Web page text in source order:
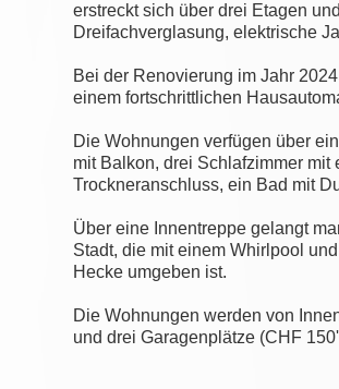
erstreckt sich über drei Etagen
Dreifachverglasung, elektrische
Bei der Renovierung im Jahr
einem fortschrittlichen
Die Wohnungen verfügen über
mit Balkon, drei Schlafzimmer
Trockneranschluss, ein Bad mit
Über eine Innentreppe gelangt
Stadt, die mit einem Whirlpool
Hecke umgeben ist.
Die Wohnungen werden von
und drei Garagenplätze (CHF